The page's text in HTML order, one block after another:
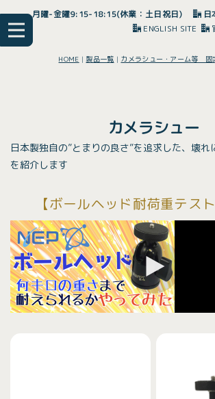
月曜-金曜9:15-18:15(休業：土日祝日)
日
ENGLISH SITE
HOME |製品一覧 | カメラシュー・アーム等 固
カメラシュー
日本製独自の”とまりの良さ”を追求した、壊れ
を紹介します
【ボールヘッド耐荷重テス